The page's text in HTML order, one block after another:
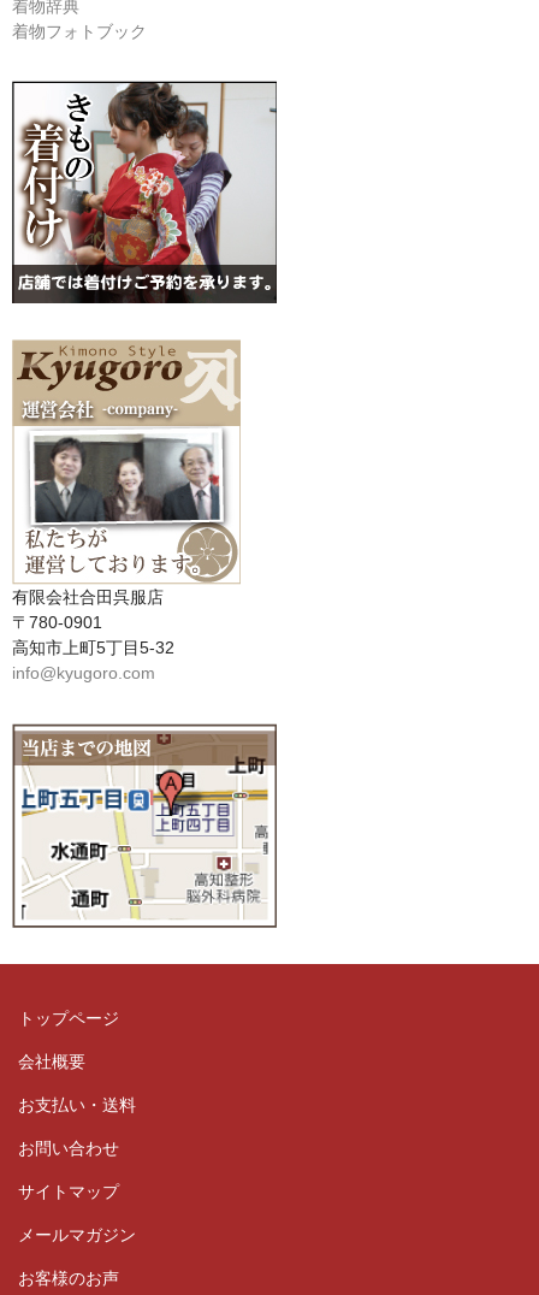
着物辞典
着物フォトブック
有限会社合田呉服店
〒780-0901
高知市上町5丁目5-32
info@kyugoro.com
トップページ
会社概要
お支払い・送料
お問い合わせ
サイトマップ
メールマガジン
お客様のお声